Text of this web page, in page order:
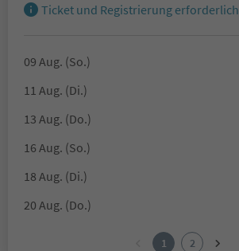
Ticket und Registrierung erforderlich
09 Aug. (So.)
11 Aug. (Di.)
13 Aug. (Do.)
16 Aug. (So.)
18 Aug. (Di.)
20 Aug. (Do.)
1 2